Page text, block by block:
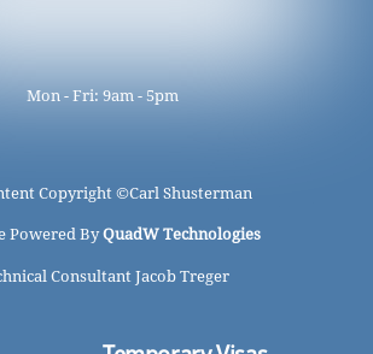
Mon - Fri: 9am - 5pm
Copyright ©Carl Shusterman
Powered ByQuadW Technologies
Consultant Jacob Treger